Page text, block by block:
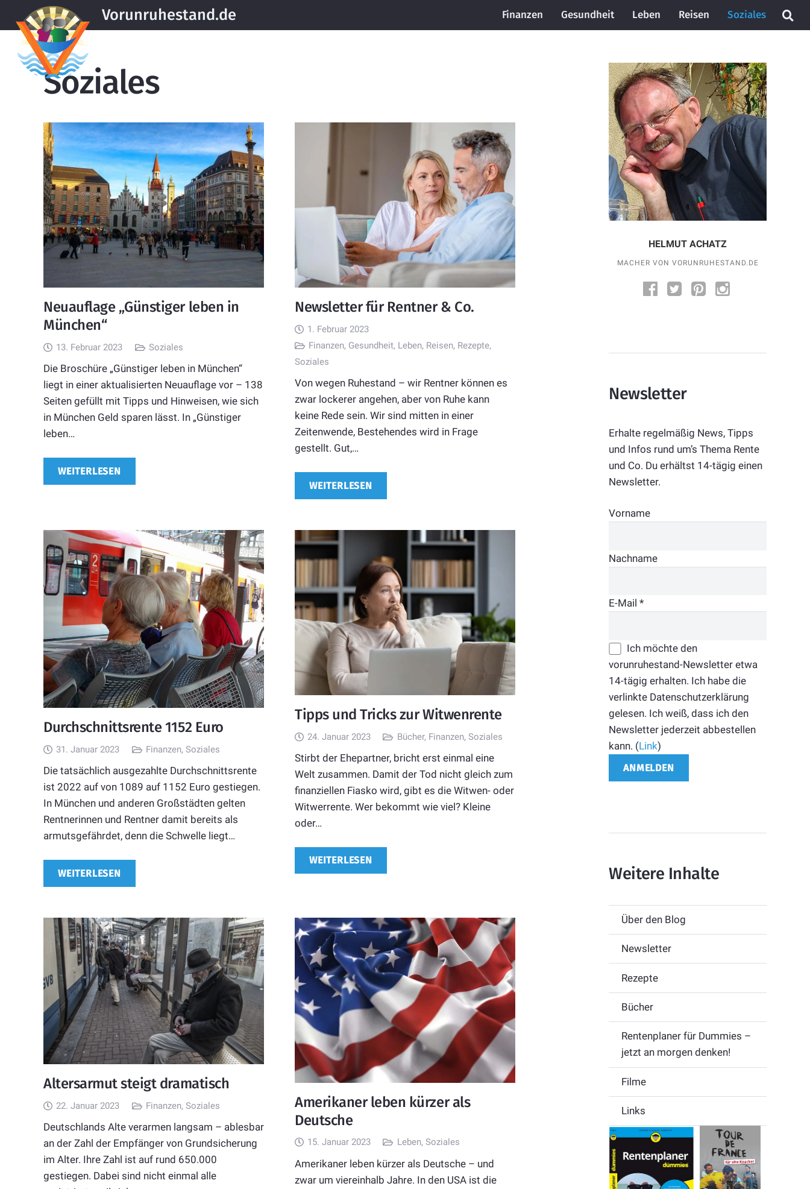
Vorunruhestand.de Finanzen Gesundheit Leben Reisen Soziales
Soziales
Neuauflage „Günstiger leben in
München“
13. Februar 2023 Soziales
Die Broschüre „Günstiger leben in München“
liegt in einer aktualisierten Neuauflage vor – 138
Seiten gefüllt mit Tipps und Hinweisen, wie sich
in München Geld sparen lässt. In „Günstiger
leben…
WEITERLESEN
Newsletter für Rentner & Co.
1. Februar 2023
Finanzen, Gesundheit, Leben, Reisen, Rezepte,
Soziales
Von wegen Ruhestand – wir Rentner können es
zwar lockerer angehen, aber von Ruhe kann
keine Rede sein. Wir sind mitten in einer
Zeitenwende, Bestehendes wird in Frage
gestellt. Gut,…
WEITERLESEN
Durchschnittsrente 1152 Euro
31. Januar 2023 Finanzen, Soziales
Die tatsächlich ausgezahlte Durchschnittsrente
ist 2022 auf von 1089 auf 1152 Euro gestiegen.
In München und anderen Großstädten gelten
Rentnerinnen und Rentner damit bereits als
armutsgefährdet, denn die Schwelle liegt…
WEITERLESEN
Tipps und Tricks zur Witwenrente
24. Januar 2023 Bücher, Finanzen, Soziales
Stirbt der Ehepartner, bricht erst einmal eine
Welt zusammen. Damit der Tod nicht gleich zum
finanziellen Fiasko wird, gibt es die Witwen- oder
Witwerrente. Wer bekommt wie viel? Kleine
oder…
WEITERLESEN
Altersarmut steigt dramatisch
22. Januar 2023 Finanzen, Soziales
Deutschlands Alte verarmen langsam – ablesbar
an der Zahl der Empfänger von Grundsicherung
im Alter. Ihre Zahl ist auf rund 650.000
gestiegen. Dabei sind nicht einmal alle
Amerikaner leben kürzer als
Deutsche
15. Januar 2023 Leben, Soziales
Amerikaner leben kürzer als Deutsche – und
zwar um viereinhalb Jahre. In den USA ist die
HELMUT ACHATZ
MACHER VON VORUNRUHESTAND.DE
Newsletter
Erhalte regelmäßig News, Tipps
und Infos rund um’s Thema Rente
und Co. Du erhältst 14-tägig einen
Newsletter.
Vorname
Nachname
E-Mail*
Ich möchte den
vorunruhestand-Newsletter etwa
14-tägig erhalten. Ich habe die
verlinkte Datenschutzerklärung
gelesen. Ich weiß, dass ich den
Newsletter jederzeit abbestellen
kann. (Link)
Weitere Inhalte
Über den Blog
Newsletter
Rezepte
Bücher
Rentenplaner für Dummies –
jetzt an morgen denken!
Filme
Links